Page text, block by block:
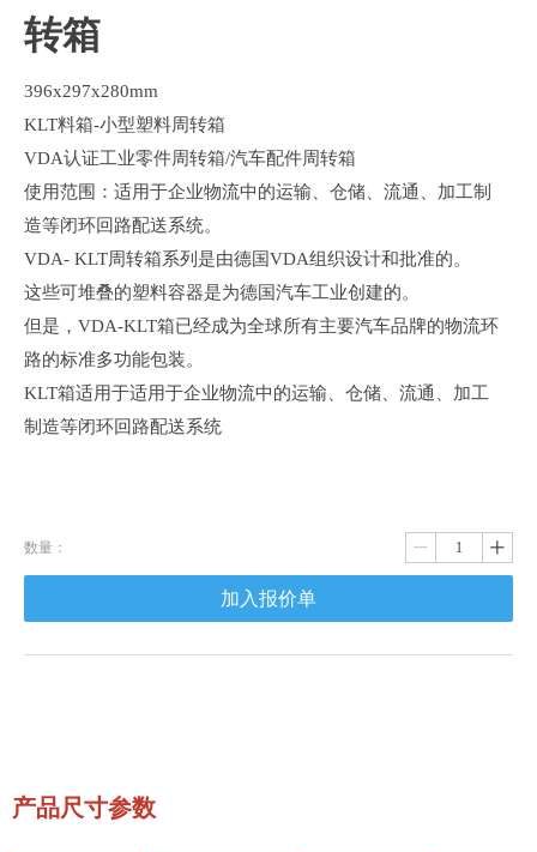
转箱
396x297x280mm
KLT料箱-小型塑料周转箱
VDA认证工业零件周转箱/汽车配件周转箱
使用范围：适用于企业物流中的运输、仓储、流通、加工制
造等闭环回路配送系统。
VDA- KLT周转箱系列是由德国VDA组织设计和批准的。
这些可堆叠的塑料容器是为德国汽车工业创建的。
但是，VDA-KLT箱已经成为全球所有主要汽车品牌的物流环
路的标准多功能包装。
KLT箱适用于适用于企业物流中的运输、仓储、流通、加工
制造等闭环回路配送系统
数量： ꄷ ꄸ
加入报价单
产品尺寸参数